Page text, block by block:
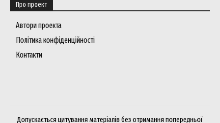
Про проект
Автори проекта
Політика конфіденційності
Контакти
Допускається цитування матеріалів без отримання попередньої